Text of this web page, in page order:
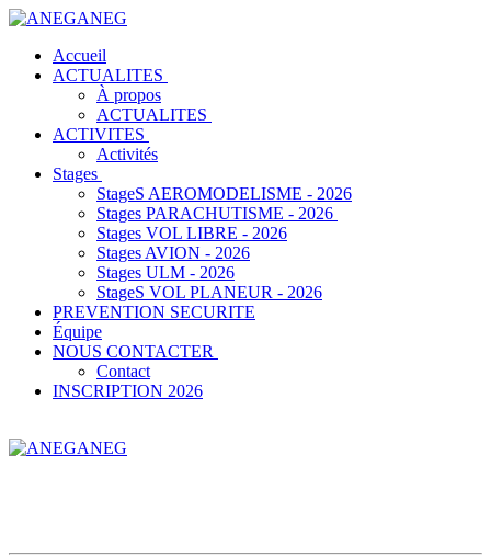
ANEG
Accueil
ACTUALITES
À propos
ACTUALITES
ACTIVITES
Activités
Stages
StageS AEROMODELISME - 2026
Stages PARACHUTISME - 2026
Stages VOL LIBRE - 2026
Stages AVION - 2026
Stages ULM - 2026
StageS VOL PLANEUR - 2026
PREVENTION SECURITE
Équipe
NOUS CONTACTER
Contact
INSCRIPTION 2026
ANEG